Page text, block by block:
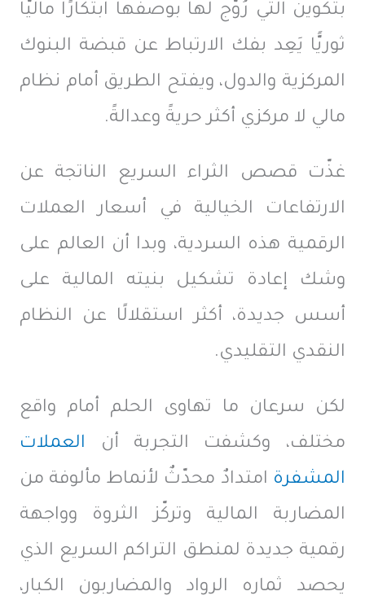
بتكوين التي رُوّج لها بوصفها ابتكارًا ماليًّا
ثوريًّا يَعِد بفك الارتباط عن قبضة البنوك
المركزية والدول، ويفتح الطريق أمام نظام
مالي لا مركزي أكثر حريةً وعدالةً.
غذّت قصص الثراء السريع الناتجة عن
الارتفاعات الخيالية في أسعار العملات
الرقمية هذه السردية، وبدا أن العالم على
وشك إعادة تشكيل بنيته المالية على
أسس جديدة، أكثر استقلالًا عن النظام
النقدي التقليدي.
لكن سرعان ما تهاوى الحلم أمام واقع
مختلف، وكشفت التجربة أن العملات
المشفرة امتدادٌ محدّثٌ لأنماط مألوفة من
المضاربة المالية وتركّز الثروة وواجهة
رقمية جديدة لمنطق التراكم السريع الذي
يحصد ثماره الرواد والمضاربون الكبار،